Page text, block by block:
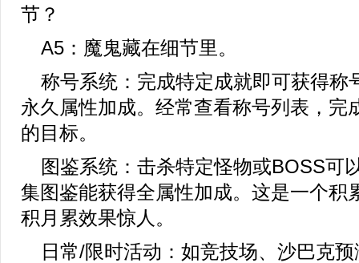
节？
A5：魔鬼藏在细节里。
称号系统：完成特定成就即可获得称
永久属性加成。经常查看称号列表，完
的目标。
图鉴系统：击杀特定怪物或BOSS可
集图鉴能获得全属性加成。这是一个积
积月累效果惊人。
日常/限时活动：如竞技场、沙巴克